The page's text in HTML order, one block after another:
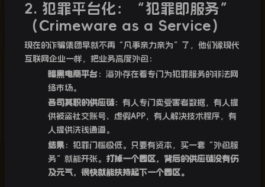
2. 犯罪平台化：“犯罪即服务”
（Crimeware as a Service）
现在的诈骗集团早就不再“凡事亲力亲为”了，他们像现代
互联网企业一样，把业务高度外包：
暗黑电商平台 ：海外存在着专门为犯罪服务的非法网
络市场。
各司其职的供应链：有人专门卖受害者数据，有人提
供被盗社交账号、虚假APP，有人解决技术程序，有
人提供洗钱通道。
结果：犯罪门槛极低。只要有资本，买一套“外包服
务”就能开张。
打掉一个园区，背后的供应链没有伤
及元气，很快就能扶持起下一个园区。